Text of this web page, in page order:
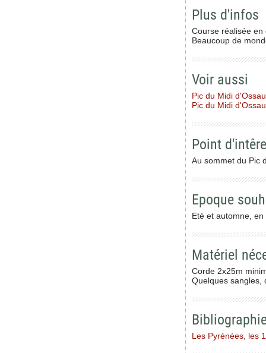
Plus d'infos
Course réalisée
Beaucoup de
Voir aussi
Pic du Midi
Pic du Midi
Point
Au sommet du Pic
Epoque
Eté et automne,
Matériel
Corde 2x25m
Quelques sangles,
Les Pyrénées, les